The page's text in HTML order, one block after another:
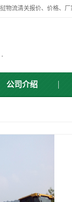
CO.,LTD
公司介绍